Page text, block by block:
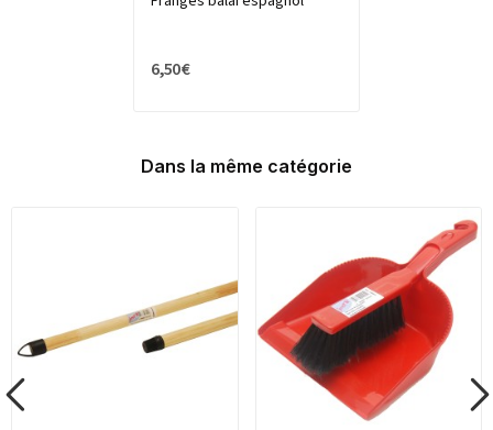
6,50 €
Dans la même catégorie